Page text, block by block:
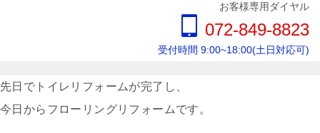
お客様専用ダイヤル
072-849-8823
受付時間 9:00~18:00(土日対応可)
先日でトイレリフォームが完了し、
今日からフローリングリフォームです。